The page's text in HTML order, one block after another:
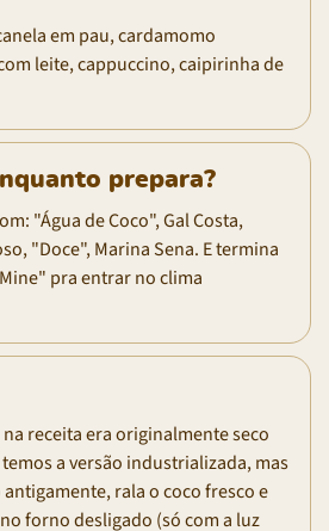
em pau, cardamomo
leite, cappuccino, caipirinha de
prepara?
"Água de Coco", Gal Costa,
"Doce", Marina Sena. E termina
pra entrar no clima
receita era originalmente seco
a versão industrializada, mas
rala o coco fresco e
forno desligado (só com a luz